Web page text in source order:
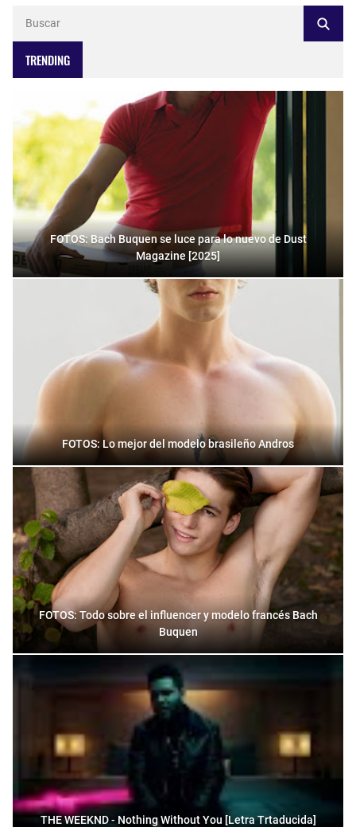
TRENDING
FOTOS: Bach Buquen se luce para lo nuevo de Dust
Magazine [2025]
FOTOS: Lo mejor del modelo brasileño Andros
FOTOS: Todo sobre el influencer y modelo francés Bach
Buquen
THE WEEKND - Nothing Without You [Letra Trtaducida]